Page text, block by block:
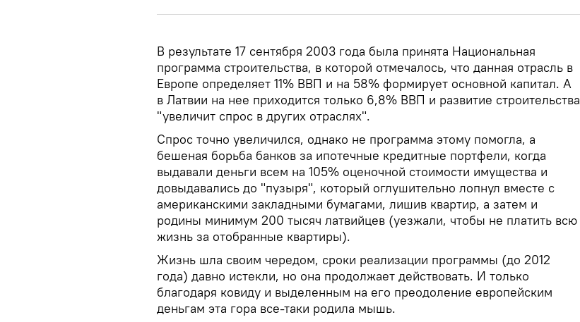
В результате 17 сентября 2003 года была принята Национальная
программа строительства, в которой отмечалось, что данная отрасль в
Европе определяет 11% ВВП и на 58% формирует основной капитал. А
в Латвии на нее приходится только 6,8% ВВП и развитие строительства
"увеличит спрос в других отраслях".
Спрос точно увеличился, однако не программа этому помогла, а
бешеная борьба банков за ипотечные кредитные портфели, когда
выдавали деньги всем на 105% оценочной стоимости имущества и
довыдавались до "пузыря", который оглушительно лопнул вместе с
американскими закладными бумагами, лишив квартир, а затем и
родины минимум 200 тысяч латвийцев (уезжали, чтобы не платить всю
жизнь за отобранные квартиры).
Жизнь шла своим чередом, сроки реализации программы (до 2012
года) давно истекли, но она продолжает действовать. И только
благодаря ковиду и выделенным на его преодоление европейским
деньгам эта гора все-таки родила мышь.